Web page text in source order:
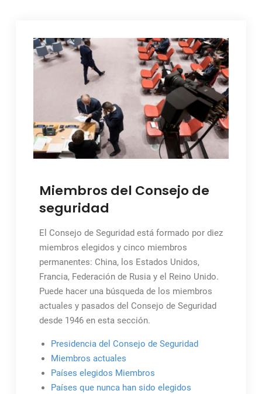
Miembros del Consejo de
seguridad
El Consejo de Seguridad está formado por diez
miembros elegidos y cinco miembros
permanentes: China, los Estados Unidos,
Francia, Federación de Rusia y el Reino Unido.
Puede hacer una búsqueda de los miembros
actuales y pasados del Consejo de Seguridad
desde 1946 en esta sección.
Presidencia del Consejo de Seguridad
Miembros actuales
Países elegidos Miembros
Países que nunca han sido elegidos